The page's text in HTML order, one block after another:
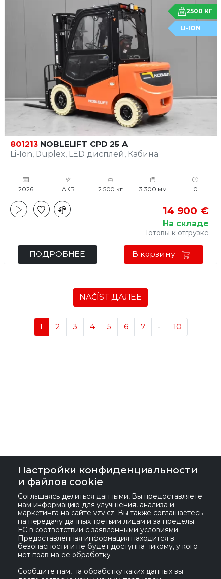
2500 КГ
LI-ION
801213 NOBLELIFT CPD 25 A
Li-Ion, Duplex, LED дисплей, Кабина
2026 АКБ 2 500 кг 3 300 мм 0
14 900 €
На складе
Готовы к отгрузке
ПОДРОБНЕЕ В корзину
NAČÍST ДАЛЕЕ
1 2 3 4 5 6 7 - 10
VZV GROUP s.r.o.
561 61 Červená Voda 535
Česká republika
DIČ:CZ27469662
Настройки конфиденциальности
и файлов cookie
Соглашаясь делиться данными, Вы предоставляете
нам информацию для улучшения, анализа и
маркетинга на сайте vzv.cz. Вы также соглашаетесь
на передачу данных третьим лицам и за пределы
ЕС в соответствии с заявленными условиями.
Предоставленная информация находится в
безопасности и не будет доступна никому, у кого
нет прав на её обработку.
Сообщите нам, на обработку каких данных вы